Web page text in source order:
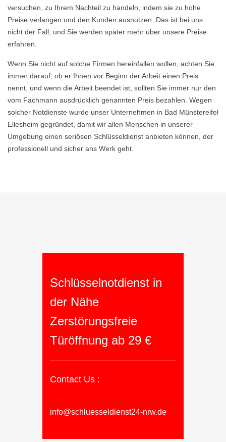
versuchen, zu Ihrem Nachteil zu handeln, indem sie zu hohe
Preise verlangen und den Kunden ausnutzen. Das ist bei uns
nicht der Fall, und Sie werden später mehr über unsere Preise
erfahren.
Wenn Sie nicht auf solche Firmen hereinfallen wollen, achten Sie
immer darauf, ob er Ihnen vor Beginn der Arbeit einen Preis
nennt, und wenn die Arbeit beendet ist, sollten Sie immer nur den
vom Fachmann ausdrücklich genannten Preis bezahlen. Wegen
solcher Notdienste wurde unser Unternehmen in Bad Münstereifel
Ellesheim gegründet, damit wir allen Menschen in unserer
Umgebung einen seriösen Schlüsseldienst anbieten können, der
professionell und sicher ans Werk geht.
Schlüsselnotdienst in
der Nähe
Zerstörungsfreie
Türöffnung ab 29 €
Contact Us :
info@schluesseldienst24-nrw.de